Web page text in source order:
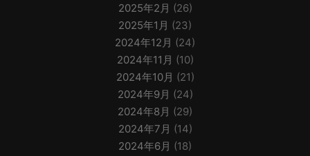
2025年2月 (26)
2025年1月 (23)
2024年12月 (24)
2024年11月 (10)
2024年10月 (21)
2024年9月 (24)
2024年8月 (29)
2024年7月 (14)
2024年6月 (18)